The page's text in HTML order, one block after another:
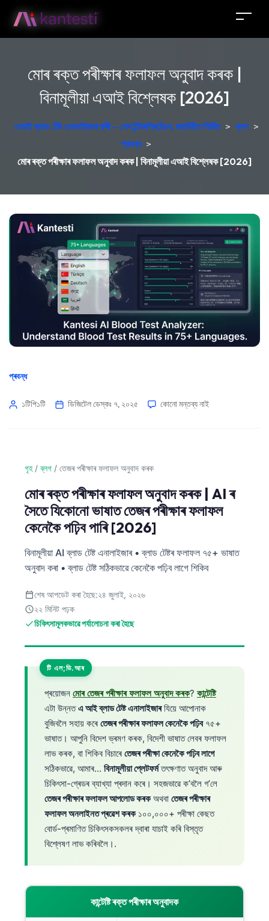
মোৰ ৰক্ত পৰীক্ষাৰ ফলাফল অনুবাদ কৰক |
বিনামূলীয়া এআই বিশ্লেষক [2026]
এআই ব্লাড টেষ্ট এনালাইজাৰ ফ্ৰী – লেব ইন্টাৰপ্ৰিটেচন, জাৰ্মানীত নিৰ্মিত > ব্লগ >
প্ৰবন্ধ >
মোৰ ৰক্ত পৰীক্ষাৰ ফলাফল অনুবাদ কৰক | বিনামূলীয়া এআই বিশ্লেষক [2026]
প্ৰবন্ধ
১টিপি১টি ডিজিটেল ডেস্কঃ ৭, ২০২৫ কোনো মন্তব্য নাই
গৃহ/ব্লগ / তেজৰ পৰীক্ষাৰ ফলাফল অনুবাদ কৰক
মোৰ ৰক্ত পৰীক্ষাৰ ফলাফল অনুবাদ কৰক | AI ৰ
সৈতে যিকোনো ভাষাত তেজৰ পৰীক্ষাৰ ফলাফল
কেনেকৈ পঢ়িব পাৰি [2026]
বিনামূলীয়া AI ব্লাড টেষ্ট এনালাইজাৰ • ব্লাড টেষ্টৰ ফলাফল ৭৫+ ভাষাত
অনুবাদ কৰা • ব্লাড টেষ্ট সঠিকভাৱে কেনেকৈ পঢ়িব লাগে শিকিব
শেষ আপডেট কৰা হৈছে:২৪ জুলাই, ২০২৬
২২ মিনিট পঢ়ক
চিকিৎসামূলকভাৱে পৰ্যালোচনা কৰা হৈছে
টি এল;ডি.আৰ
প্ৰয়োজন মোৰ তেজৰ পৰীক্ষাৰ ফলাফল অনুবাদ কৰক? কান্টেষ্টি
এটা উন্নতএ আই ব্লাড টেষ্ট এনালাইজাৰযিয়ে আপোনাক
বুজিবলৈ সহায় কৰে তেজৰ পৰীক্ষাৰ ফলাফল কেনেকৈ পঢ়িব৭৫+
ভাষাত। আপুনি বিদেশ ভ্ৰমণ কৰক, বিদেশী ভাষাত লেবৰ ফলাফল
লাভ কৰক, বা শিকিব বিচাৰে তেজৰ পৰীক্ষা কেনেকৈ পঢ়িব লাগে
সঠিকভাৱে, আমাৰ... বিনামূলীয়া প্লেটফৰ্মতৎক্ষণাত অনুবাদ আৰু
চিকিৎসা-গ্ৰেডৰ ব্যাখ্যা প্ৰদান কৰে। সহজভাৱে ক’বলৈ গ’লে
তেজৰ পৰীক্ষাৰ ফলাফল আপলোড কৰকঅথবা তেজৰ পৰীক্ষাৰ
ফলাফল অনলাইনত প্ৰৱেশ কৰক১০০,০০০+ পৰীক্ষা কেছত
বোর্ড-প্ৰমাণিত চিকিৎসকসকলৰ দ্বাৰা যাচাই কৰি বিস্তৃত
বিশ্লেষণ লাভ কৰিবলৈ।.
কান্টেষ্টি ৰক্ত পৰীক্ষাৰ অনুবাদক